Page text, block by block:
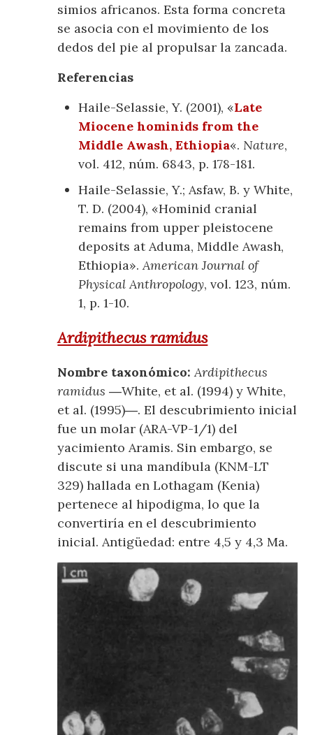
simios africanos. Esta forma concreta
se asocia con el movimiento de los
dedos del pie al propulsar la zancada.
Referencias
Haile-Selassie, Y. (2001), «Late
Miocene hominids from the
Middle Awash, Ethiopia«. Nature,
vol. 412, núm. 6843, p. 178-181.
Haile-Selassie, Y.; Asfaw, B. y White,
T. D. (2004), «Hominid cranial
remains from upper pleistocene
deposits at Aduma, Middle Awash,
Ethiopia».American Journal of
Physical Anthropology, vol. 123, núm.
1, p. 1-10.
Ardipithecus ramidus
Nombre taxonómico:Ardipithecus
ramidus ―White, et al. (1994) y White,
et al. (1995)―. El descubrimiento inicial
fue un molar (ARA-VP-1/1) del
yacimiento Aramis. Sin embargo, se
discute si una mandíbula (KNM-LT
329) hallada en Lothagam (Kenia)
pertenece al hipodigma, lo que la
convertiría en el descubrimiento
inicial. Antigüedad: entre 4,5 y 4,3 Ma.